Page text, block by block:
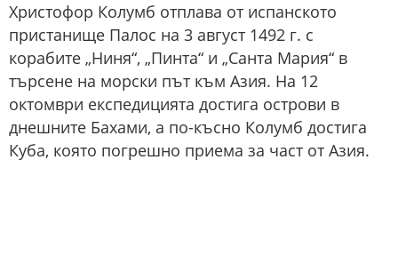
Христофор Колумб отплава от испанското
пристанище Палос на 3 август 1492 г. с
корабите „Ниня“, „Пинта“ и „Санта Мария“ в
търсене на морски път към Азия. На 12
октомври експедицията достига острови в
днешните Бахами, а по-късно Колумб достига
Куба, която погрешно приема за част от Азия.